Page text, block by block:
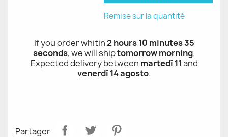
Remise sur la quantité
If you order whitin2 hours 10 minutes 35
seconds, we will shiptomorrow morning.
Expected delivery between martedì 11and
venerdì 14 agosto.
Partager